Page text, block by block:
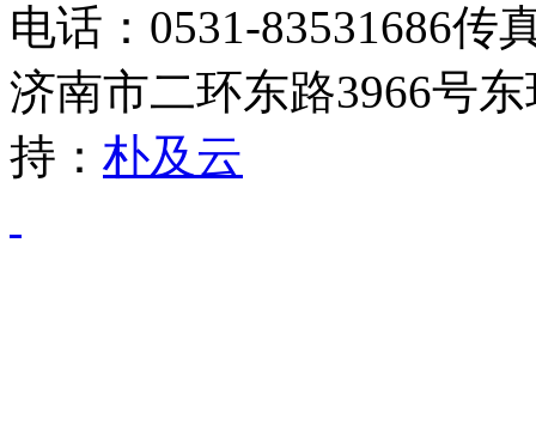
电话：0531-83531686传
济南市二环东路3966号
持： 朴及云